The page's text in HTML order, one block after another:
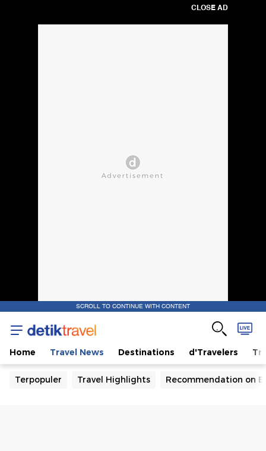
CLOSE AD
SCROLL TO CONTINUE WITH CONTENT
Home Travel News Destinations d'Travelers
Terpopuler Travel Highlights Recommendation on